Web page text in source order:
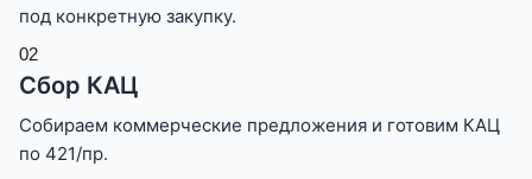
под конкретную закупку.
02
Сбор КАЦ
Собираем коммерческие предложения и готовим КАЦ
по 421/пр.